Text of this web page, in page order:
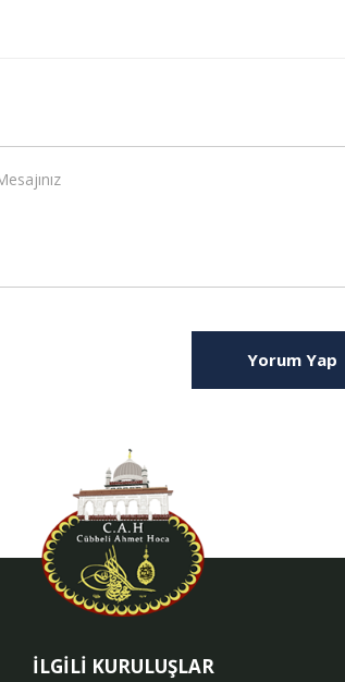
Yorum Yap
İLGİLİ KURULUŞLAR